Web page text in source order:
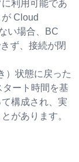
利用可能であ
Cloud
い場合、BC
ず、接続が閉
）状態に戻った
ート時間を基
構成され、実
があります。